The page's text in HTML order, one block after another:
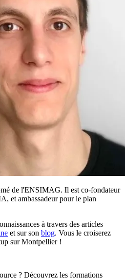
de l'ENSIMAG. Il est co-fondateur
et ambassadeur pour le plan
à travers des articles
et sur son blog. Vous le croiserez
sur Montpellier !
? Découvrez les formations